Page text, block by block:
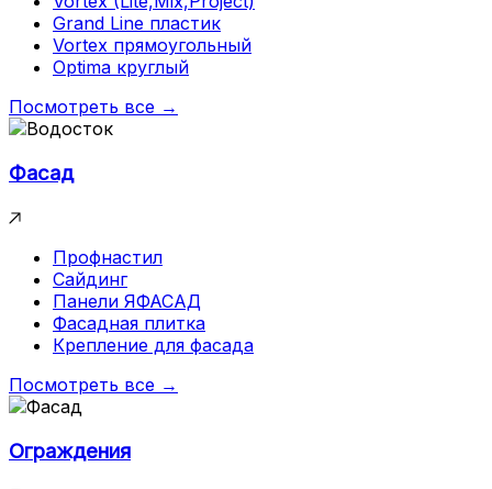
Grand Line пластик
Vortex прямоугольный
Optima круглый
Посмотреть все →
Фасад
Профнастил
Сайдинг
Панели ЯФАСАД
Фасадная плитка
Крепление для фасада
Посмотреть все →
Ограждения